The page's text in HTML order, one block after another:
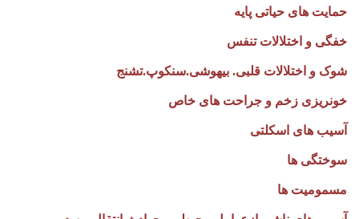
حمایت های حیاتی پایه
خفگی و اختلالات تنفس
شوک و اختلالات قلبی. بیهوشی.سنکوپ.تشنج
خونریزی زخم و جراحت های خاص
آسیب های اسکلتی
سوختگی ها
مسمومیت ها